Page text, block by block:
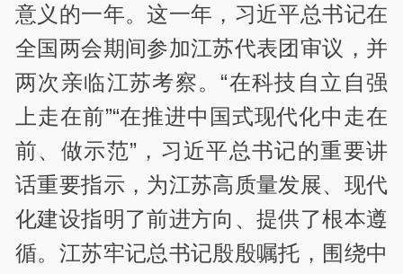
意义的一年。这一年，习近平总书记在
全国两会期间参加江苏代表团审议，并
两次亲临江苏考察。“在科技自立自强
上走在前”“在推进中国式现代化中走在
前、做示范”，习近平总书记的重要讲
话重要指示，为江苏高质量发展、现代
化建设指明了前进方向、提供了根本遵
循。江苏牢记总书记殷殷嘱托，围绕中